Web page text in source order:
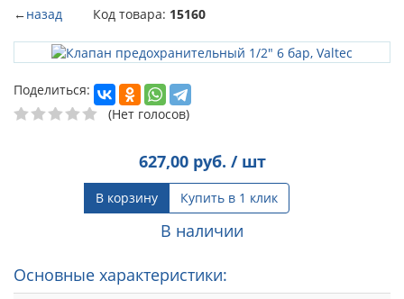
←назад Код товара: 15160
Поделиться:
(Нет голосов)
627,00руб. / шт
В корзину Купить в 1 клик
В наличии
Основные характеристики: